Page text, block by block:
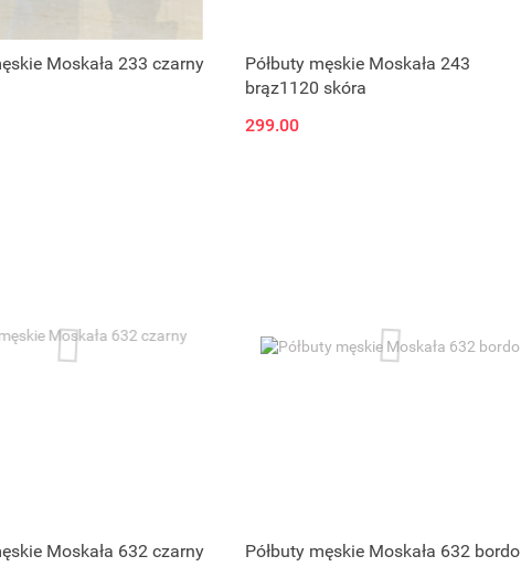
Moskała 233 czarny
Półbuty męskie Moskała 243
brąz1120 skóra
299.00
Moskała 632 czarny
Półbuty męskie Moskała 632 bordo